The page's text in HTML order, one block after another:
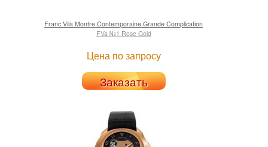
Franc Vila Montre Contemporaine Grande Complication
FVa №1 Rose Gold
Цена по запросу
Заказать